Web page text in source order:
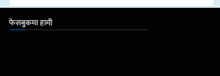
फेसबुकमा हामी